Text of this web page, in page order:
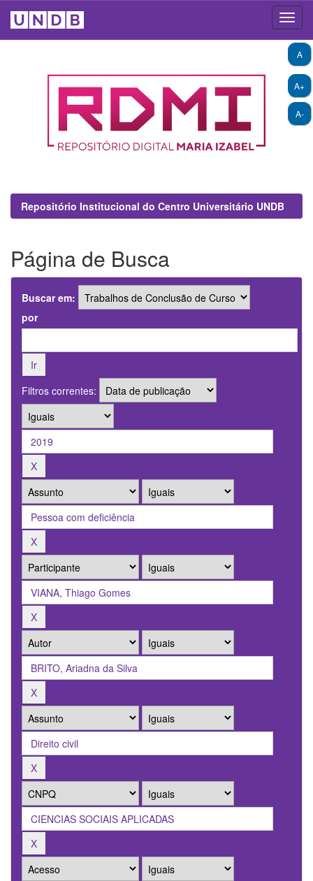
A+
A-
A
Repositório Institucional do Centro Universitário UNDB
Página de Busca
Buscar em:
por
Filtros correntes: